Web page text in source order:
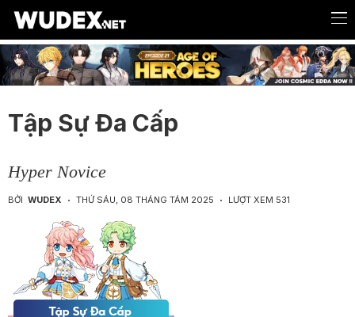
Tập Sự Đa Cấp
Hyper Novice
BỞI WUDEX THỨ SÁU, 08 THÁNG TÁM 2025 LƯỢT XEM 531